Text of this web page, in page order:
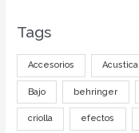
Tags
Accesorios Acustica
Bajo behringer
criolla efectos